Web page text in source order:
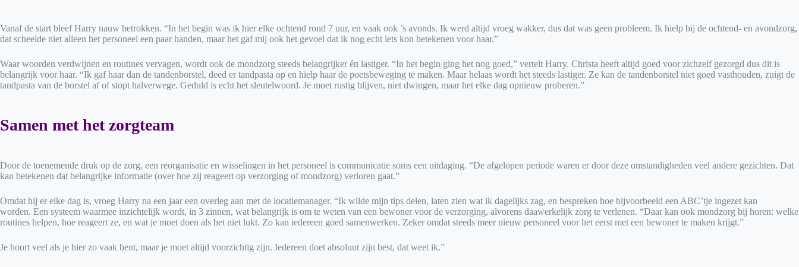
Vanaf de start bleef Harry nauw betrokken. “In het begin was ik hier elke ochtend rond 7 uur, en vaak ook ’s avonds. Ik werd altijd vroeg wakker, dus dat was geen probleem. Ik hielp bij de ochtend- en avondzorg,
dat scheelde niet alleen het personeel een paar handen, maar het gaf mij ook het gevoel dat ik nog echt iets kon betekenen voor haar.”
Waar woorden verdwijnen en routines vervagen, wordt ook de mondzorg steeds belangrijker én lastiger. “In het begin ging het nog goed,” vertelt Harry. Christa heeft altijd goed voor zichzelf gezorgd dus dit is
belangrijk voor haar. “Ik gaf haar dan de tandenborstel, deed er tandpasta op en hielp haar de poetsbeweging te maken. Maar helaas wordt het steeds lastiger. Ze kan de tandenborstel niet goed vasthouden, zuigt de
tandpasta van de borstel af of stopt halverwege. Geduld is echt het sleutelwoord. Je moet rustig blijven, niet dwingen, maar het elke dag opnieuw proberen.”
Samen met het zorgteam
Door de toenemende druk op de zorg, een reorganisatie en wisselingen in het personeel is communicatie soms een uitdaging. “De afgelopen periode waren er door deze omstandigheden veel andere gezichten. Dat
kan betekenen dat belangrijke informatie (over hoe zij reageert op verzorging of mondzorg) verloren gaat.”
Omdat hij er elke dag is, vroeg Harry na een jaar een overleg aan met de locatiemanager. “Ik wilde mijn tips delen, laten zien wat ik dagelijks zag, en bespreken hoe bijvoorbeeld een ABC’tje ingezet kan
worden. Een systeem waarmee inzichtelijk wordt, in 3 zinnen, wat belangrijk is om te weten van een bewoner voor de verzorging, alvorens daawerkelijk zorg te verlenen. “Daar kan ook mondzorg bij horen: welke
routines helpen, hoe reageert ze, en wat je moet doen als het niet lukt. Zo kan iedereen goed samenwerken. Zeker omdat steeds meer nieuw personeel voor het eerst met een bewoner te maken krijgt.”
Je hoort veel als je hier zo vaak bent, maar je moet altijd voorzichtig zijn. Iedereen doet absoluut zijn best, dat weet ik.”